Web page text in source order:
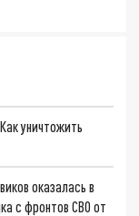
уничтожить
оказалась в
с фронтов СВО от